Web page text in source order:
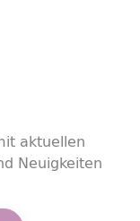
aktuellen
Neuigkeiten